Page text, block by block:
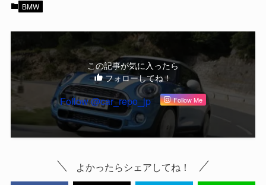
BMW
この記事が気に入ったら
フォローしてね！
Follow @car_repo_jp Follow Me
よかったらシェアしてね！